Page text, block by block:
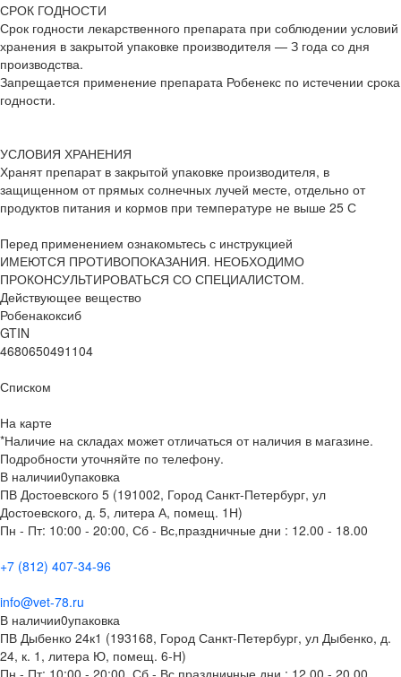
СРОК ГОДНОСТИ
Срок годности лекарственного препарата при соблюдении условий
хранения в закрытой упаковке производителя — З года со дня
производства.
Запрещается применение препарата Робенекс по истечении срока
годности.
УСЛОВИЯ ХРАНЕНИЯ
Хранят препарат в закрытой упаковке производителя, в
защищенном от прямых солнечных лучей месте, отдельно от
продуктов питания и кормов при температуре не выше 25 С
Перед применением ознакомьтесь с инструкцией
ИМЕЮТСЯ ПРОТИВОПОКАЗАНИЯ. НЕОБХОДИМО
ПРОКОНСУЛЬТИРОВАТЬСЯ СО СПЕЦИАЛИСТОМ.
Действующее вещество
Робенакоксиб
GTIN
4680650491104
Списком
На карте
*Наличие на складах может отличаться от наличия в магазине.
Подробности уточняйте по телефону.
В наличии0упаковка
ПВ Достоевского 5 (191002, Город Санкт-Петербург, ул
Достоевского, д. 5, литера А, помещ. 1Н)
Пн - Пт: 10:00 - 20:00, Сб - Вс,праздничные дни : 12.00 - 18.00
+7 (812) 407-34-96
info@vet-78.ru
В наличии0упаковка
ПВ Дыбенко 24к1 (193168, Город Санкт-Петербург, ул Дыбенко, д.
24, к. 1, литера Ю, помещ. 6-Н)